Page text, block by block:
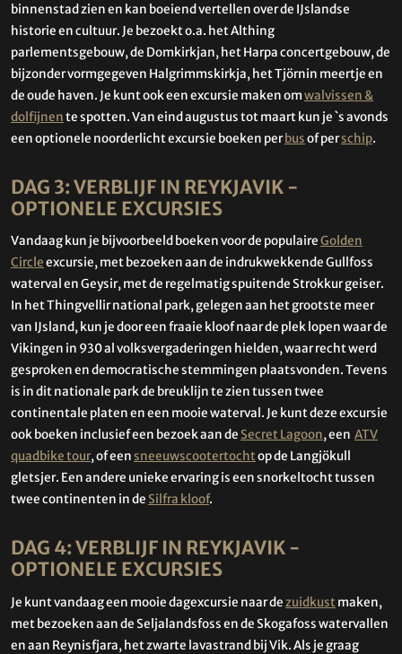
binnenstad zien en kan boeiend vertellen over de IJslandse
historie en cultuur. Je bezoekt o.a. het Althing
parlementsgebouw, de Domkirkjan, het Harpa concertgebouw, de
bijzonder vormgegeven Halgrimmskirkja, het Tjörnin meertje en
de oude haven. Je kunt ook een excursie maken omwalvissen &
dolfijnente spotten. Van eind augustus tot maart kun je `s avonds
een optionele noorderlicht excursie boeken perbusof perschip.
DAG 3: VERBLIJF IN REYKJAVIK -
OPTIONELE EXCURSIES
Vandaag kun je bijvoorbeeld boeken voor de populaireGolden
Circleexcursie, met bezoeken aan de indrukwekkende Gullfoss
waterval en Geysir, met de regelmatig spuitende Strokkur geiser.
In het Thingvellir national park, gelegen aan het grootste meer
van IJsland, kun je door een fraaie kloof naar de plek lopen waar de
Vikingen in 930 al volksvergaderingen hielden, waar recht werd
gesproken en democratische stemmingen plaatsvonden. Tevens
is in dit nationale park de breuklijn te zien tussen twee
continentale platen en een mooie waterval. Je kunt deze excursie
ook boeken inclusief een bezoek aan de Secret Lagoon, een ATV
quadbike tour, of eensneeuwscootertochtop de Langjökull
gletsjer. Een andere unieke ervaring is een snorkeltocht tussen
twee continenten in de Silfra kloof.
DAG 4: VERBLIJF IN REYKJAVIK -
OPTIONELE EXCURSIES
Je kunt vandaag een mooie dagexcursie naar dezuidkustmaken,
met bezoeken aan de Seljalandsfoss en de Skogafoss watervallen
en aan Reynisfjara, het zwarte lavastrand bij Vik. Als je graag